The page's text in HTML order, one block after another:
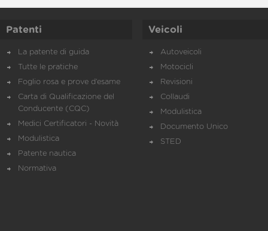
Patenti
La patente di guida
Tutte le pratiche
Foglio rosa e prove d’esame
Carta di Qualificazione del
Conducente (CQC)
Medici Certificatori - Novità
Modulistica
Patente nautica
Normativa
Veicoli
Autoveicoli
Motocicli
Revisioni
Collaudi
Modulistica
Documento Unico
STED